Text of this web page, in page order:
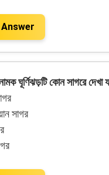
ঘূর্ণিঝড়টি কোন সাগরে দেখা
সাগর